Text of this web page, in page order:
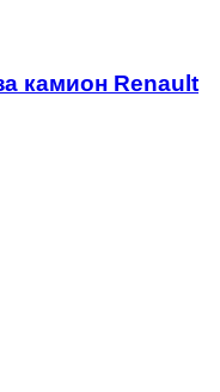
камион Renault